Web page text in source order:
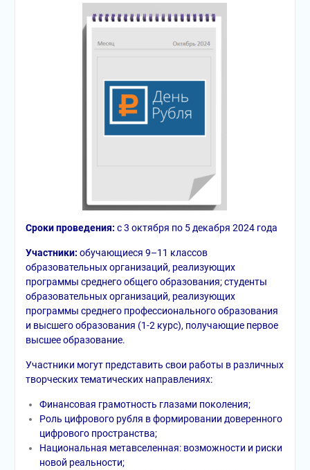
Сроки проведения: с 3 октября по 5 декабря 2024 года
Участники: обучающиеся 9–11 классов
образовательных организаций, реализующих
программы среднего общего образования; студенты
образовательных организаций, реализующих
программы среднего профессионального образования
и высшего образования (1-2 курс), получающие первое
высшее образование.
Участники могут представить свои работы в различных
творческих тематических направлениях:
Финансовая грамотность глазами поколения;
Роль цифрового рубля в формировании доверенного
цифрового пространства;
Национальная метавселенная: возможности и риски
новой реальности;